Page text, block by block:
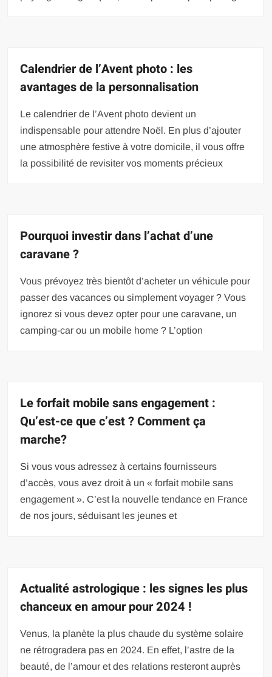
Calendrier de l’Avent photo : les
avantages de la personnalisation
Le calendrier de l’Avent photo devient un
indispensable pour attendre Noël. En plus d’ajouter
une atmosphère festive à votre domicile, il vous offre
la possibilité de revisiter vos moments précieux
Pourquoi investir dans l’achat d’une
caravane ?
Vous prévoyez très bientôt d’acheter un véhicule pour
passer des vacances ou simplement voyager ? Vous
ignorez si vous devez opter pour une caravane, un
camping-car ou un mobile home ? L’option
Le forfait mobile sans engagement :
Qu’est-ce que c’est ? Comment ça
marche?
Si vous vous adressez à certains fournisseurs
d’accès, vous avez droit à un « forfait mobile sans
engagement ». C’est la nouvelle tendance en France
de nos jours, séduisant les jeunes et
Actualité astrologique : les signes les plus
chanceux en amour pour 2024 !
Venus, la planète la plus chaude du système solaire
ne rétrogradera pas en 2024. En effet, l’astre de la
beauté, de l’amour et des relations resteront auprès